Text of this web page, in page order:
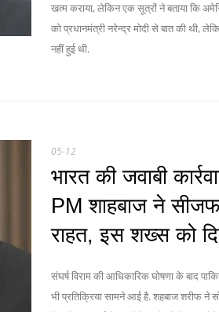
खत्‍म कराया, लेकिन एक सूत्रों ने बताया कि
को प्रधानमंत्री नरेन्द्र मोदी से बात की थी,
नहीं हुई थी.
05-12
भारत की जवाबी
PM शाहबाज ने
राहत, इस शख्स को
संघर्ष विराम की आधिकारिक घोषणा के बाद
भी प्रतिक्रिया सामने आई है. शहबाज शरीफ ने